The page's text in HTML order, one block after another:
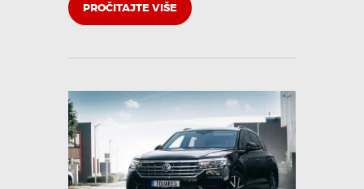
PROČITAJTE VIŠE